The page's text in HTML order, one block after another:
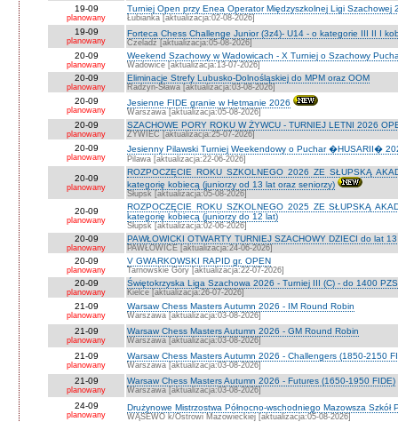
19-09
planowany
Turniej Open przy Enea Operator Międzyszkolnej Ligi Szachowej
Łubianka [aktualizacja:02-08-2026]
19-09
planowany
Forteca Chess Challenge Junior (3z4)- U14 - o kategorie III II I
Czeladź [aktualizacja:05-08-2026]
20-09
planowany
Weekend Szachowy w Wadowicach - X Turniej o Szachowy
Wadowice [aktualizacja:13-07-2026]
20-09
planowany
Eliminacje Strefy Lubusko-Dolnośląskiej do MPM oraz OOM
Radzyn-Sława [aktualizacja:03-08-2026]
20-09
planowany
Jesienne FIDE granie w Hetmanie 2026
Warszawa [aktualizacja:05-08-2026]
20-09
planowany
SZACHOWE PORY ROKU W ŻYWCU - TURNIEJ LETNI 2026
ŻYWIEC [aktualizacja:25-07-2026]
20-09
planowany
Jesienny Pilawski Turniej Weekendowy o Puchar �HUSARII�
Pilawa [aktualizacja:22-06-2026]
20-09
planowany
ROZPOCZĘCIE ROKU SZKOLNEGO 2026 ZE SŁUPSKĄ
kategorię kobiecą (juniorzy od 13 lat oraz seniorzy)
Słupsk [aktualizacja:05-08-2026]
20-09
planowany
ROZPOCZĘCIE ROKU SZKOLNEGO 2025 ZE SŁUPSKĄ
kategorię kobiecą (juniorzy do 12 lat)
Słupsk [aktualizacja:02-06-2026]
20-09
planowany
PAWŁOWICKI OTWARTY TURNIEJ SZACHOWY DZIECI do lat
PAWŁOWICE [aktualizacja:24-06-2026]
20-09
planowany
V GWARKOWSKI RAPID gr. OPEN
Tarnowskie Góry [aktualizacja:22-07-2026]
20-09
planowany
Świętokrzyska Liga Szachowa 2026 - Turniej III (C) - do 1400
Kielce [aktualizacja:26-07-2026]
21-09
planowany
Warsaw Chess Masters Autumn 2026 - IM Round Robin
Warszawa [aktualizacja:03-08-2026]
21-09
planowany
Warsaw Chess Masters Autumn 2026 - GM Round Robin
Warszawa [aktualizacja:03-08-2026]
21-09
planowany
Warsaw Chess Masters Autumn 2026 - Challengers (1850-2150
Warszawa [aktualizacja:03-08-2026]
21-09
planowany
Warsaw Chess Masters Autumn 2026 - Futures (1650-1950 FIDE)
Warszawa [aktualizacja:03-08-2026]
24-09
planowany
Drużynowe Mistrzostwa Północno-wschodniego Mazowsza Szkół
WĄSEWO k/Ostrowi Mazowieckiej [aktualizacja:05-08-2026]